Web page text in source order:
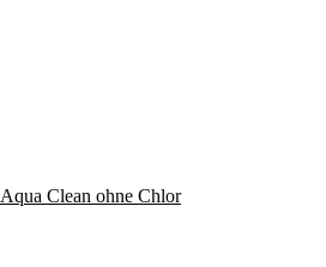
Aqua Clean ohne Chlor